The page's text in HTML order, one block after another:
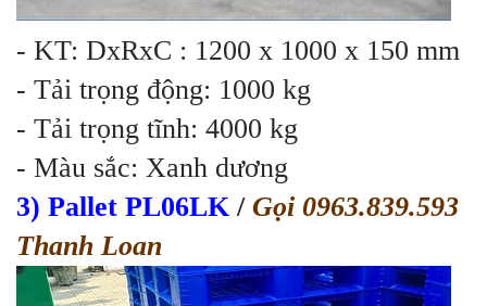
- KT: DxRxC : 1200 x 1000 x 150 mm
- Tải trọng động: 1000 kg
- Tải trọng tĩnh: 4000 kg
- Màu sắc: Xanh dương
3) Pallet PL06LK /Gọi 0963.839.593
Thanh Loan